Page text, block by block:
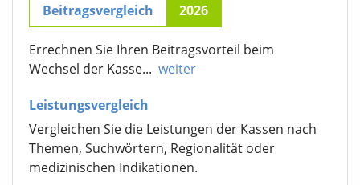
Beitragsvergleich 2026
Errechnen Sie Ihren Beitragsvorteil beim
Wechsel der Kasse... weiter
Leistungsvergleich
Vergleichen Sie die Leistungen der Kassen nach
Themen, Suchwörtern, Regionalität oder
medizinischen Indikationen.